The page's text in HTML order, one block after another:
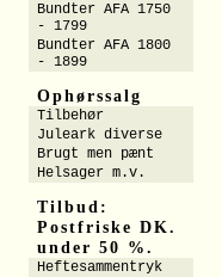
Bundter AFA 1750
- 1799
Bundter AFA 1800
- 1899
Ophørssalg
Tilbehør
Juleark diverse
Brugt men pænt
Helsager m.v.
Tilbud:
Postfriske DK.
under 50 %.
Heftesammentryk